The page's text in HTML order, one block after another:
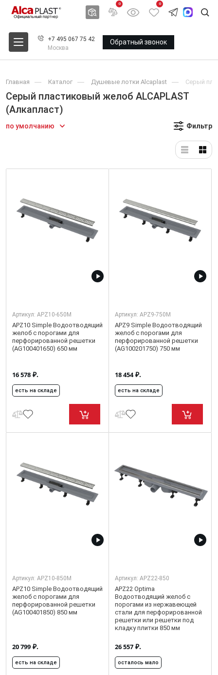
0 0
+7 495 067 75 42
Москва
Обратный звонок
Главная Каталог Душевые лотки Alcaplast Серый
Серый пластиковый желоб ALCAPLAST
(Алкапласт)
по умолчанию Фильтр
Артикул: APZ10-650M
APZ10 Simple Водоотводящий
желоб с порогами для
перфорированной решетки
(AG100401650) 650 мм
16 578 ₽.
есть на складе
Артикул: APZ9-750M
APZ9 Simple Водоотводящий
желоб с порогами для
перфорированной решетки
(AG100201750) 750 мм
18 454₽.
есть на складе
Артикул: APZ10-850M
APZ10 Simple Водоотводящий
желоб с порогами для
перфорированной решетки
(AG100401850) 850 мм
20 799 ₽.
есть на складе
Артикул: APZ22-850
APZ22 Optima
Водоотводящий желоб с
порогами из нержавеющей
стали для перфорированной
решетки или решетки под
кладку плитки 850 мм
26 557 ₽.
осталось мало